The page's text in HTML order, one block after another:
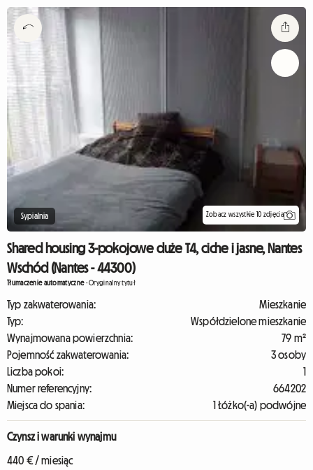
Sypialnia Zobacz wszystkie 10 zdjęcia
Shared housing 3-pokojowe duże T4, ciche i jasne, Nantes
Wschód (Nantes - 44300)
Tłumaczenie automatyczne-Oryginalny tytuł
Typ zakwaterowania:
Mieszkanie
Typ:
Współdzielone mieszkanie
Wynajmowana powierzchnia:
79 m²
Pojemność zakwaterowania:
3 osoby
Liczba pokoi:
1
Numer referencyjny:
664202
Miejsca do spania:
1 Łóżko(-a) podwójne
Czynsz i warunki wynajmu
440 € / miesiąc